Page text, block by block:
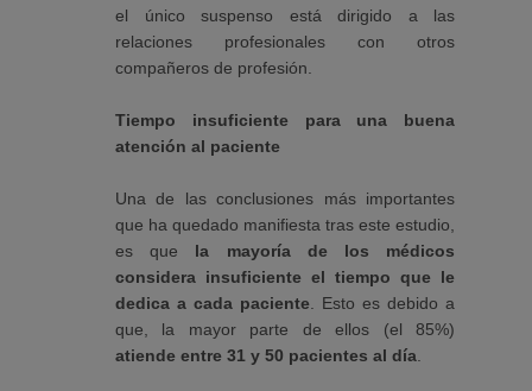
el único suspenso está dirigido a las
relaciones profesionales con otros
compañeros de profesión.
Tiempo insuficiente para una buena
atención al paciente
Una de las conclusiones más importantes
que ha quedado manifiesta tras este estudio,
es que la mayoría de los médicos
considera insuficiente el tiempo que le
dedica a cada paciente . Esto es debido a
que, la mayor parte de ellos (el 85%)
atiende entre 31 y 50 pacientes al día